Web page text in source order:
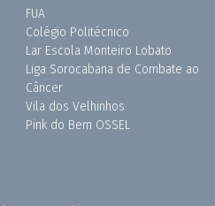
FUA
Colégio Politécnico
Lar Escola Monteiro Lobato
Liga Sorocabana de Combate ao
Câncer
Vila dos Velhinhos
Pink do Bem OSSEL